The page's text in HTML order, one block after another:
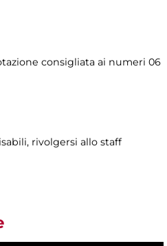
consigliata ai numeri 06
rivolgersi allo staff